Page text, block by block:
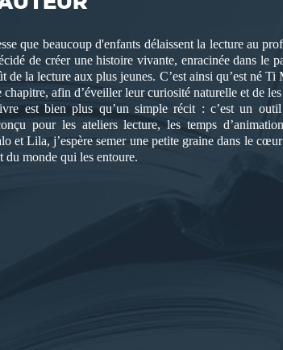
que beaucoup d'enfants délaissent la lecture au
de créer une histoire vivante, enracinée dans le
de la lecture aux plus jeunes. C’est ainsi qu’est né
chapitre, afin d’éveiller leur curiosité naturelle et de
est bien plus qu’un simple récit : c’est un
pour les ateliers lecture, les temps
et Lila, j’espère semer une petite graine dans le
du monde qui les entoure.